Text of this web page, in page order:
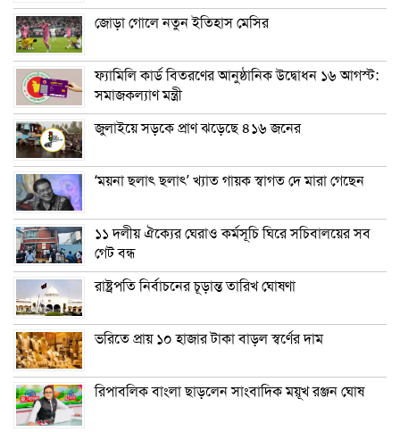
জোড়া গোলে নতুন ইতিহাস মেসির
ফ্যামিলি কার্ড বিতরণের আনুষ্ঠানিক উদ্বোধন ১৬ আগস্ট:
সমাজকল্যাণ মন্ত্রী
জুলাইয়ে সড়কে প্রাণ ঝড়েছে ৪১৬ জনের
‘ময়না ছলাৎ ছলাৎ’ খ্যাত গায়ক স্বাগত দে মারা গেছেন
১১ দলীয় ঐক্যের ঘেরাও কর্মসূচি ঘিরে সচিবালয়ের সব
গেট বন্ধ
রাষ্ট্রপতি নির্বাচনের চূড়ান্ত তারিখ ঘোষণা
ভরিতে প্রায় ১০ হাজার টাকা বাড়ল স্বর্ণের দাম
রিপাবলিক বাংলা ছাড়লেন সাংবাদিক ময়ূখ রঞ্জন ঘোষ